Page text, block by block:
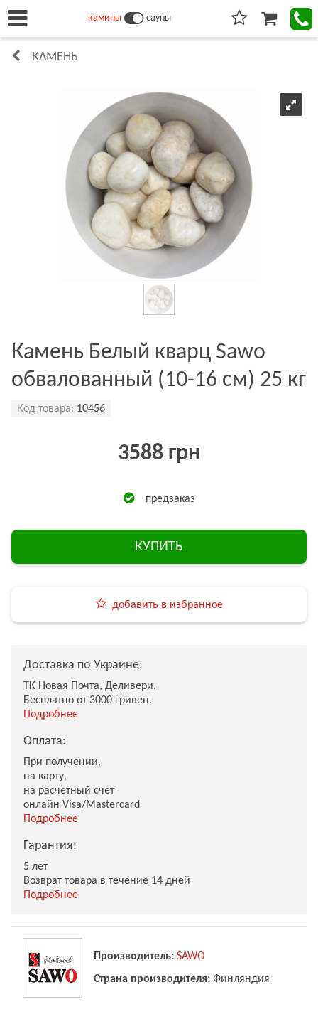
камины сауны
КАМЕНЬ
Камень Белый кварц Sawo
обвалованный (10-16 см) 25 кг
Код товара: 10456
3588 грн
предзаказ
КУПИТЬ
добавить в избранное
Доставка по Украине:
ТК Новая Почта, Деливери.
Бесплатно от 3000 гривен.
Подробнее
Оплата:
При получении,
на карту,
на расчетный счет
онлайн Visa/Mastercard
Подробнее
Гарантия:
5 лет
Возврат товара в течение 14 дней
Подробнее
Производитель: SAWO
Страна производителя: Финляндия